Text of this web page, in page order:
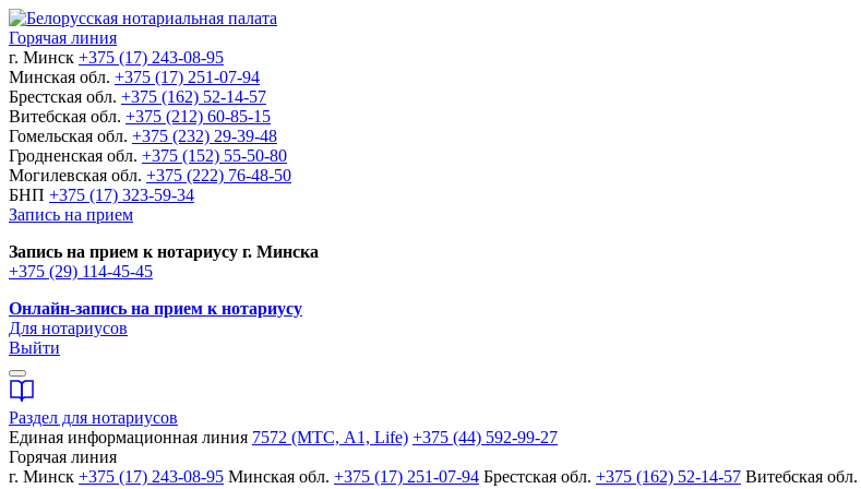
Горячая линия
г. Минск +375 (17) 243-08-95
Минская обл. +375 (17) 251-07-94
Брестская обл. +375 (162) 52-14-57
Витебская обл. +375 (212) 60-85-15
Гомельская обл. +375 (232) 29-39-48
Гродненская обл. +375 (152) 55-50-80
Могилевская обл. +375 (222) 76-48-50
БНП +375 (17) 323-59-34
Запись на прием
Запись на прием к нотариусу г. Минска
+375 (29) 114-45-45
Онлайн-запись на прием к нотариусу
Для нотариусов
Выйти
Раздел для нотариусов
Единая информационная линия 7572 (МТС, A1, Life) +375 (44) 592-99-27
Горячая линия
г. Минск +375 (17) 243-08-95 Минская обл. +375 (17) 251-07-94 Брестская обл. +375 (162) 52-14-57 Витебская обл.